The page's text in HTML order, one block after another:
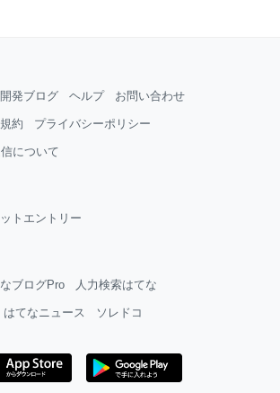
開発ブログ ヘルプ お問い合わせ
約 プライバシーポリシー
について
トエントリー
ブログPro 人力検索はてな
はてなニュース ソレドコ